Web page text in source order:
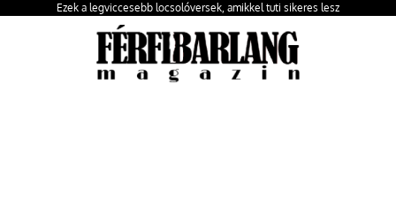
Ezek a legviccesebb locsolóversek, amikkel tuti sikeres lesz